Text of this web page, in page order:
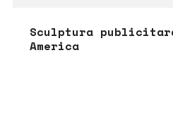
Sculptura
America